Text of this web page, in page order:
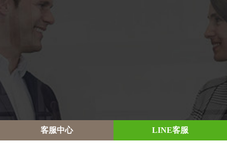
客服中心 LINE客服